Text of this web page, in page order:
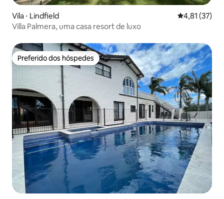
Vila ⋅ Lindfield 4,81 de uma
4,81 (37)
Villa Palmera, uma casa resort de luxo
Preferido dos hóspedes
Preferido dos hóspedes